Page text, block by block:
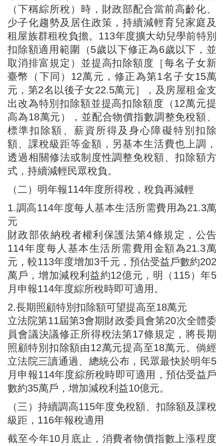
（下稱綜所稅）時，財政部配合當前高齡化、
少子化趨勢及居住政策，持續減輕育兒家庭及
租屋族群租稅負擔。113年度擴大幼兒學前特別
扣除額適用範圍（5歲以下修正為6歲以下，並
取消排富規定）並提高扣除額度［每名子女新
臺幣（下同）12萬元，修正為第1名子女15萬
元，第2名以後子女22.5萬元］，及房屋租金支
出改為特別扣除額並提高扣除額度（12萬元提
高為18萬元），並配合物價指數調整免稅額、
標準扣除額、薪資所得及身心障礙特別扣除
額、課稅級距等金額，另基本生活費也上調，
透過相關修法或制度性調整免稅額、扣除額方
式，持續減輕民眾稅負。
（二）明年報114年度所得稅，稅負再減輕
1.調高114年度每人基本生活所需費用為21.3萬
元
財政部依納稅者權利保護法第4條規定，公告
114年度每人基本生活所需費用金額為21.3萬
元，較113年度增加3千元，預估受益戶數約202
萬戶，增加減稅利益約12億元，明（115）年5
月申報114年度綜所稅時即可適用。
2.長期照顧特別扣除額可望提高至18萬元
立法院第11屆第3會期財政委員會第20次全體委
員會議決議修正所得稅法第17條規定，將長期
照顧特別扣除額由12萬元提高至18萬元。倘經
立法院三讀通過、總統公布，民眾最快於明年5
月申報114年度綜所稅時即可適用，預估受益戶
數約35萬戶，增加減稅利益10億元。
（三）持續調高115年度免稅額、扣除額及課稅
級距，116年報稅適用
截至今年10月底止，消費者物價指數上漲程度